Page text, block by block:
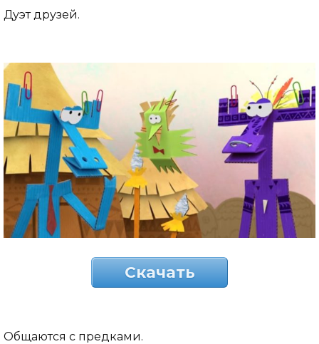
Дуэт друзей.
Скачать
Общаются с предками.